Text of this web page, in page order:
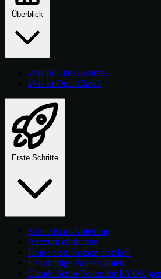
Überblick
Was ist ClawHosters?
Was ist OpenClaw?
Erste Schritte
Schnellstart-Anleitung
Account einrichten
Deine erste Instanz erstellen
Das richtige Paket wählen
Claude Setup-Token für BYOK